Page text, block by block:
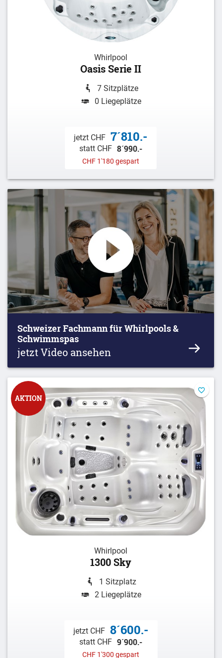
Whirlpool
Oasis Serie II
7 Sitzplätze
0 Liegeplätze
jetzt CHF 7´810.-
statt CHF 8´990.-
CHF 1'180 gespart
Schweizer Fachmann für Whirlpools &
Schwimmspas
jetzt Video ansehen
AKTION
Whirlpool
1300 Sky
1 Sitzplatz
2 Liegeplätze
jetzt CHF 8´600.-
statt CHF 9´900.-
CHF 1'300 gespart